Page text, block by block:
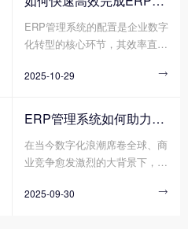
力，成为企业提升运营效率的得
力助手。
ERP管理系统的配置是企业数字
化转型的核心环节，其效率直接
放速度。然而，传统ERP管理系
求模糊导致方向偏差、流程冗余
造成资源浪费、技术壁垒阻碍实
施进度，这些问题使得配置周期
不断延长、成本持续超支，严重
2025-10-29 
ERP管理系统如何助力企业实现高效管理?
在当今数字化浪潮席卷全球、商
业竞争愈发激烈的大背景下，企
遇。高效管理成为企业在这场时
2025-09-30 